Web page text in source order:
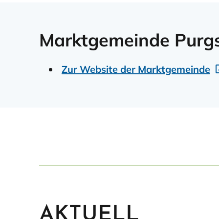
Marktgemeinde
Zur Website der Marktgemeinde